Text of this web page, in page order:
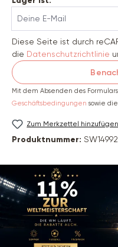
Diese Seite ist durch
die Datenschutzrichtlinie
Mit dem Absenden des
Geschäftsbedingungen sowie die
Zum Merkzettel hinzufügen
Produktnummer: SW14992